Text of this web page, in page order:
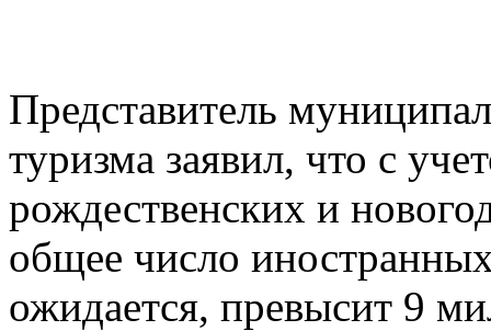
Представитель
туризма заявил, что с
рождественских и
общее число
ожидается, превысит 9